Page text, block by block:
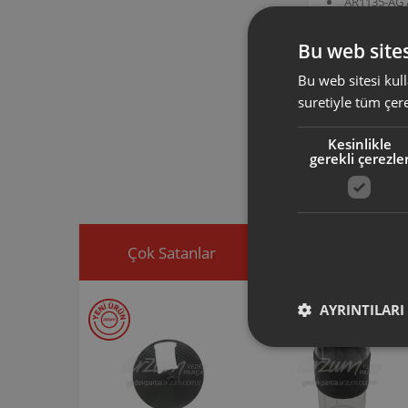
AR102313
Mi̇kser, Mi̇xxi̇
Arzum orijinal
ürününüz için
Ürününüz ile
ekleyip, yedek
Çok Satanlar
Bu web
Bu web sitesi
suretiyle tüm
Kesinlikle
gerekli
AYRINTILARI